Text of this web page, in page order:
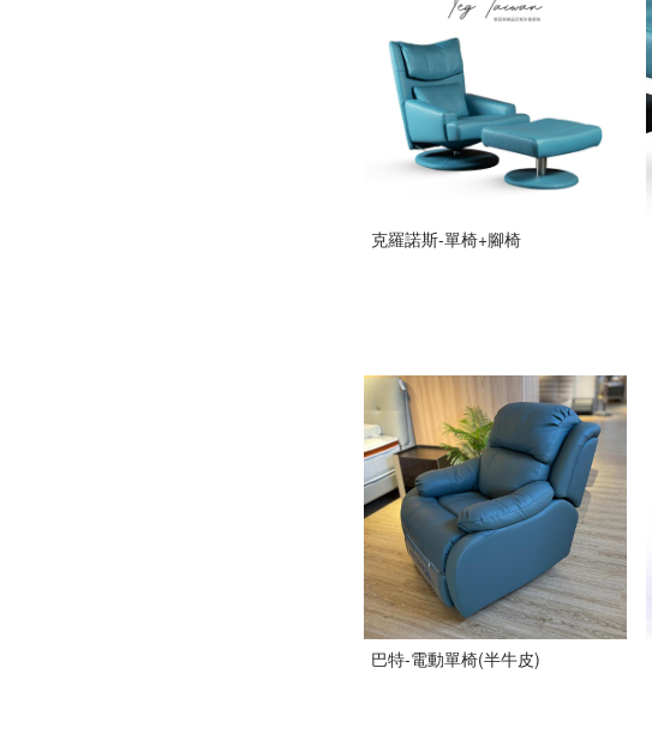
克羅諾斯-單椅+腳椅
巴特-電動單椅(半牛皮)